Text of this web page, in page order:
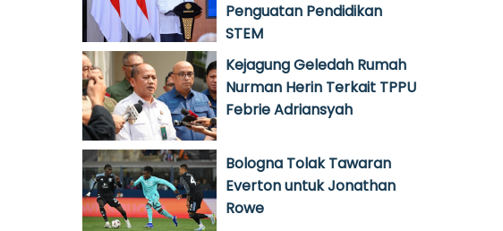
Penguatan Pendidikan
STEM
Kejagung Geledah Rumah
Nurman Herin Terkait TPPU
Febrie Adriansyah
Bologna Tolak Tawaran
Everton untuk Jonathan
Rowe